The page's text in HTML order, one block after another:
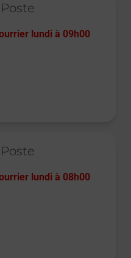
lundi à 09h00
lundi à 08h00